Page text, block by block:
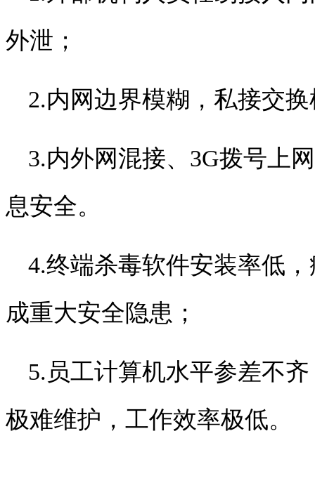
外泄；
2.内网边界模糊，私接交
3.内外网混接、 3G拨号上
息安全。
4.终端杀毒软件安装率低
成重大安全隐患；
5. 员工计算机水平参差不
极难维护，工作效率极低。